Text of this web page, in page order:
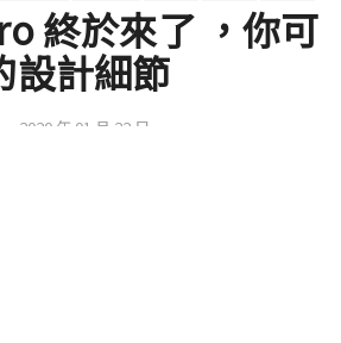
終於來了 ，你可
設計細節
2020 年 01 月 22 日